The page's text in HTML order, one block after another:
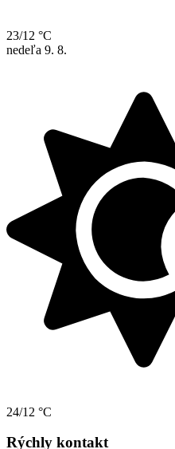
23/12 °C
nedeľa 9. 8.
24/12 °C
Rýchly kontakt